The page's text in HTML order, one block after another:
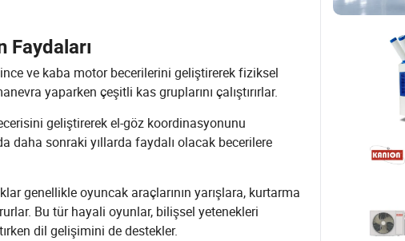
Faydaları
ve kaba motor becerilerini geliştirerek fiziksel
yaparken çeşitli kas gruplarını çalıştırırlar.
geliştirerek el-göz koordinasyonunu
daha sonraki yıllarda faydalı olacak becerilere
genellikle oyuncak araçlarının yarışlara, kurtarma
Bu tür hayali oyunlar, bilişsel yetenekleri
dil gelişimini de destekler.